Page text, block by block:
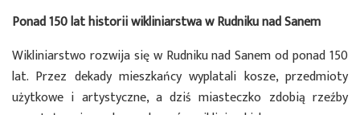
Ponad 150 lat historii wikliniarstwa w Rudniku nad Sanem
Wikliniarstwo rozwija się w Rudniku nad Sanem od ponad 150
lat. Przez dekady mieszkańcy wyplatali kosze, przedmioty
użytkowe i artystyczne, a dziś miasteczko zdobią rzeźby